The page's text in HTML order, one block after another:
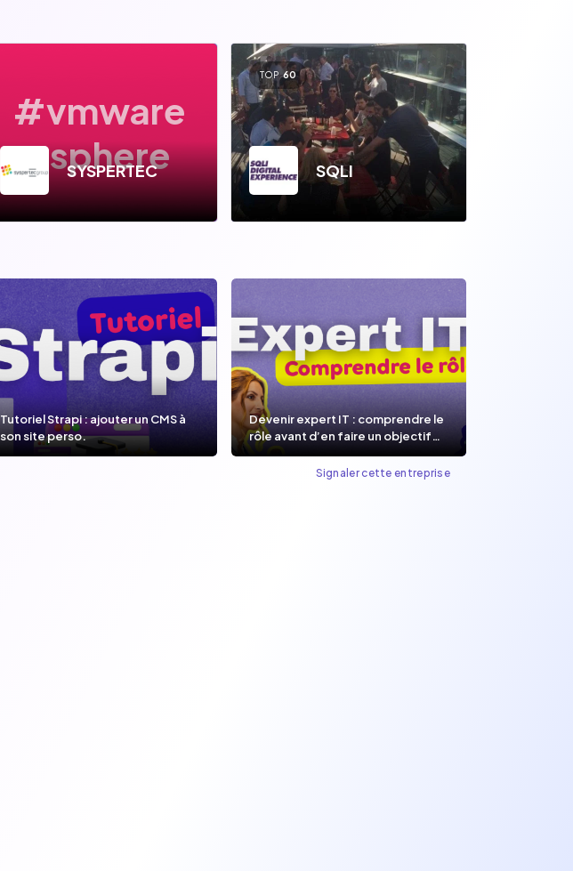
#vmware
vsphere
SYSPERTEC
TOP 60
SQLI
Tutoriel Strapi : ajouter un CMS à
son site perso.
Devenir expert IT : comprendre le
rôle avant d’en faire un objectif
de carrière.
Signaler cette entreprise